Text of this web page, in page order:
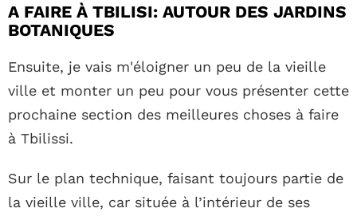
A FAIRE À TBILISI: AUTOUR DES JARDINS
BOTANIQUES
Ensuite, je vais m'éloigner un peu de la vieille
ville et monter un peu pour vous présenter cette
prochaine section des meilleures choses à faire
à Tbilissi.
Sur le plan technique, faisant toujours partie de
la vieille ville, car située à l’intérieur de ses